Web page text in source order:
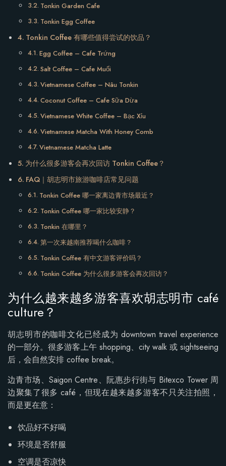
Tonkin Garden Cafe
Tonkin Egg Coffee
Tonkin Coffee 有哪些值得尝试的饮品？
Egg Coffee – Cafe Trứng
Salt Coffee – Cafe Muối
Vietnamese Coffee – Nâu Tonkin
Coconut Coffee – Cafe Sữa Dừa
Vietnamese White Coffee – Bạc Xỉu
Vietnamese Matcha With Honey Comb
Vietnamese Matcha Latte
为什么很多游客会再次回访 Tonkin Coffee？
FAQ｜胡志明市旅游咖啡店常见问题
Tonkin Coffee 哪一家离边青市场最近？
Tonkin Coffee 哪一家比较安静？
Tonkin 在哪里？
第一次来越南推荐喝什么咖啡？
Tonkin Coffee 有中文游客评价吗？
Tonkin Coffee 为什么很多游客会再次回访？
为什么越来越多游客喜欢胡志明市 café
culture？
胡志明市的咖啡文化已经成为 downtown travel experience
的一部分。很多游客上午 shopping、city walk 或 sightseeing
后，会自然安排 coffee break。
边青市场、Saigon Centre、阮惠步行街与 Bitexco Tower 周
边聚集了很多 café，但现在越来越多游客不只关注拍照，
而是更在意：
饮品好不好喝
环境是否舒服
空调是否凉快